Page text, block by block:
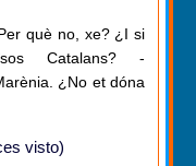
què no, xe? ¿I si
Catalans? -
¿No et dóna
visto)